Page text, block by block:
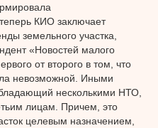
КИО заключает
земельного участка,
«Новостей малого
от второго в том, что
невозможной. Иными
несколькими НТО,
лицам. Причем, это
целевым назначением,